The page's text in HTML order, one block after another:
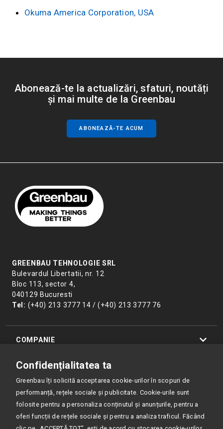
Okuma America Corporation, USA
Abonează-te la actualizări, sfaturi, noutăți
și mai multe de la Greenbau
ABONEAZĂ-TE ACUM
GREENBAU TEHNOLOGIE SRL
Bulevardul Libertatii, nr. 12
Bloc 113, sector 4,
040129 Bucuresti
Tel: (+40) 213 3777 14 / (+40) 213 3777 76
COMPANIE
PRODUSE
RESURSE
POLITICA DE CONFIDENȚIALITATE
Confidențialitatea ta
Greenbau îți solicită acceptarea cookie-urilor în scopuri de
performanță, rețele sociale și publicitate. Cookie-urile sunt
folosite pentru a personaliza conținutul și anunțurile, pentru a
oferi funcții de rețele sociale și pentru a analiza traficul. Făcând